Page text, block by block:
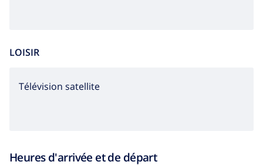
LOISIR
Télévision satellite
Heures d'arrivée et de départ